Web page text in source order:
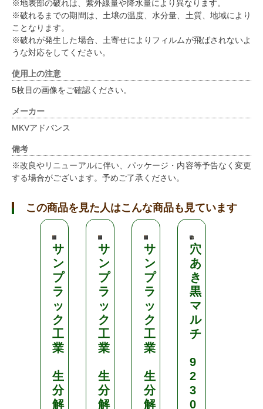
※地表部の破れは、紫外線量や降水量により異なります。
※破れるまでの期間は、土壌の温度、水分量、土質、地域により
ことなります。
※破れが発生した場合、土寄せによりフィルムが飛ばされないよ
うな対応をしてください。
使用上の注意
5枚目の画像をご確認ください。
メーカー
MKVアドバンス
備考
※改良やリニューアルに伴い、パッケージ・内容等予告なく変更
する場合がございます。予めご了承ください。
この商品を見た人はこんな商品も見ています
サ
ン
プ
ラ
ッ
ク
工
業
生
分
解
サ
ン
プ
ラ
ッ
ク
工
業
生
分
解
サ
ン
プ
ラ
ッ
ク
工
業
生
分
解
穴
あ
き
黒
マ
ル
チ
9
2
3
0